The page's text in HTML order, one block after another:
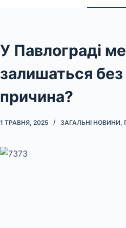
У Павлограді
залишаться
причина?
1 ТРАВНЯ, 2025 ЗАГАЛЬНІ НОВИНИ,